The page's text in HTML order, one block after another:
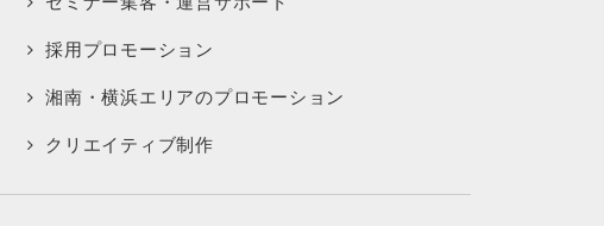
採用プロモーション
湘南・横浜エリアのプロモーション
クリエイティブ制作